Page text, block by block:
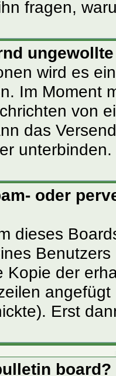
fragen,
wird es
Im Moment
von
das
unterbinden.
oder
dieses
Kopie der
Erst
board?